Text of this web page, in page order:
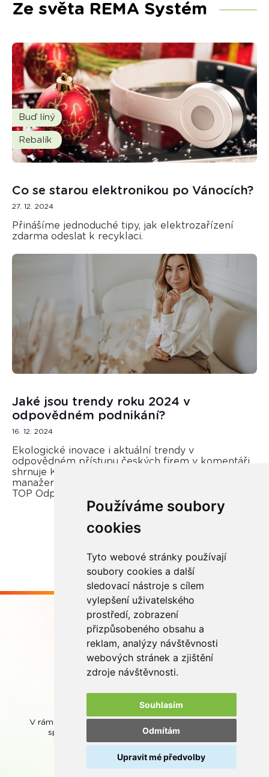
Používáme soubory
cookies
Tyto webové stránky používají
soubory cookies a další
sledovací nástroje s cílem
vylepšení uživatelského
prostředí, zobrazení
přizpůsobeného obsahu a
reklam, analýzy návštěvnosti
webových stránek a zjištění
zdroje návštěvnosti.
Souhlasím
Odmítám
Upravit mé předvolby
Ze světa REMA Systém
Buď líný
Rebalík
Co se starou elektronikou po Vánocích?
27. 12. 2024
Přinášíme jednoduché tipy, jak elektrozařízení
zdarma odeslat k recyklaci.
Jaké jsou trendy roku 2024 v
odpovědném podnikání?
16. 12. 2024
Ekologické inovace i aktuální trendy v
odpovědném přístupu českých firem v komentáři
shrnuje Kateřina Opletal Průchová, regionální
manažerka REMA Systém a porotkyně soutěže
TOP Odpovědná firma.
Buďme ve spojení
© REMA Systém
Nastavení cookies
Ochrana osobních údajů
V rámci zpětného odběru odpadních přenosných baterií
spolupracujeme se společnostíREMA Battery